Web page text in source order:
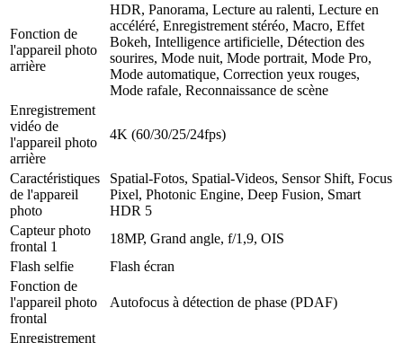
Fonction de
l'appareil photo
arrière
HDR, Panorama, Lecture au ralenti, Lecture en
accéléré, Enregistrement stéréo, Macro, Effet
Bokeh, Intelligence artificielle, Détection des
sourires, Mode nuit, Mode portrait, Mode Pro,
Mode automatique, Correction yeux rouges,
Mode rafale, Reconnaissance de scène
Enregistrement
vidéo de
l'appareil photo
arrière
4K (60/30/25/24fps)
Caractéristiques
de l'appareil
photo
Spatial-Fotos, Spatial-Videos, Sensor Shift, Focus
Pixel, Photonic Engine, Deep Fusion, Smart
HDR 5
Capteur photo
frontal 1
18MP, Grand angle, f/1,9, OIS
Flash selfie
Flash écran
Fonction de
l'appareil photo
frontal
Autofocus à détection de phase (PDAF)
Enregistrement